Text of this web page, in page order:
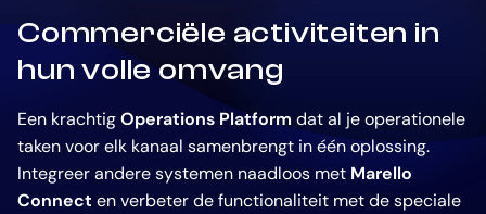
Commerciële activiteiten in
hun volle omvang
Een krachtigOperations Platform dat al je operationele
taken voor elk kanaal samenbrengt in één oplossing.
Integreer andere systemen naadloos met Marello
Connect en verbeter de functionaliteit met de speciale